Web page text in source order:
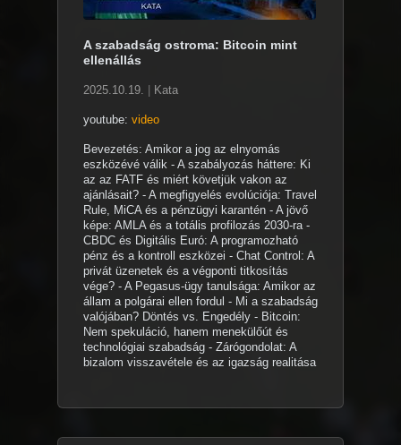
A szabadság ostroma: Bitcoin mint
ellenállás
2025.10.19. Kata
youtube: video
Bevezetés: Amikor a jog az elnyomás
eszközévé válik - A szabályozás háttere: Ki
az az FATF és miért követjük vakon az
ajánlásait? - A megfigyelés evolúciója: Travel
Rule, MiCA és a pénzügyi karantén - A jövő
képe: AMLA és a totális profilozás 2030-ra -
CBDC és Digitális Euró: A programozható
pénz és a kontroll eszközei - Chat Control: A
privát üzenetek és a végponti titkosítás
vége? - A Pegasus-ügy tanulsága: Amikor az
állam a polgárai ellen fordul - Mi a szabadság
valójában? Döntés vs. Engedély - Bitcoin:
Nem spekuláció, hanem menekülőút és
technológiai szabadság - Zárógondolat: A
bizalom visszavétele és az igazság realitása